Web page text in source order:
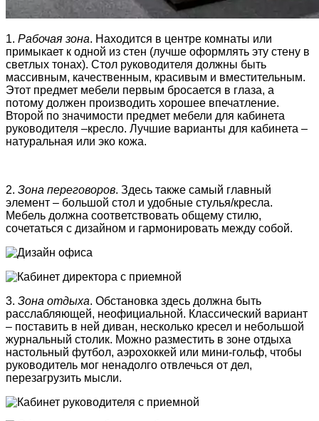
1. Рабочая зона. Находится в центре комнаты или
примыкает к одной из стен (лучше оформлять эту стену в
светлых тонах). Стол руководителя должны быть
массивным, качественным, красивым и вместительным.
Этот предмет мебели первым бросается в глаза, а
потому должен производить хорошее впечатление.
Второй по значимости предмет мебели для кабинета
руководителя –кресло. Лучшие варианты для кабинета –
натуральная или эко кожа.
2. Зона переговоров. Здесь также самый главный
элемент – большой стол и удобные стулья/кресла.
Мебель должна соответствовать общему стилю,
сочетаться с дизайном и гармонировать между собой.
3. Зона отдыха. Обстановка здесь должна быть
расслабляющей, неофициальной. Классический вариант
– поставить в ней диван, несколько кресел и небольшой
журнальный столик. Можно разместить в зоне отдыха
настольный футбол, аэрохоккей или мини-гольф, чтобы
руководитель мог ненадолго отвлечься от дел,
перезагрузить мысли.